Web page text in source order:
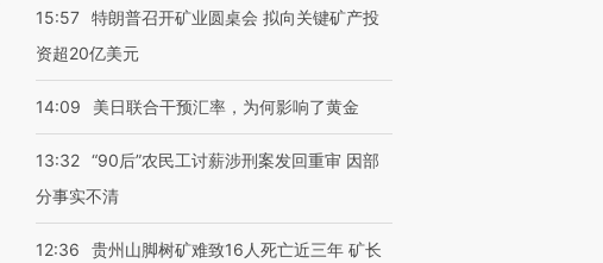
15:57 特朗普召开矿业圆桌会 拟向关键矿产投
资超20亿美元
14:09 美日联合干预汇率，为何影响了黄金
13:32 “90后”农民工讨薪涉刑案发回重审 因部
分事实不清
12:36
贵州山脚树矿难致16人死亡近三年 矿长